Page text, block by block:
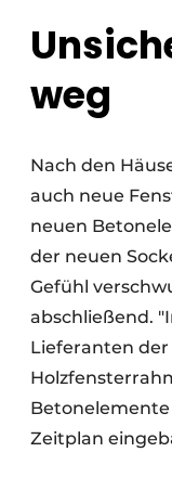
weg
Nach den
auch neue
neuen
der neuen
Gefühl
abschließend.
Lieferanten
Zeitplan